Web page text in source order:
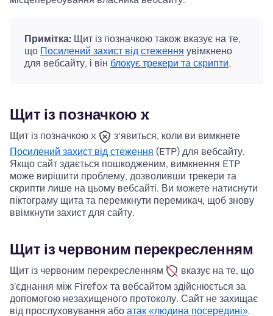
Примітка: Щит із позначкою також вказує на те,
що Посилений захист від стеження увімкнено
для вебсайту, і він блокує трекери та скрипти.
Щит із позначкою x
Щит із позначкою x
з’явиться, коли ви вимкнете
Посилений захист від стеження (ETP) для вебсайту.
Якщо сайт здається пошкодженим, вимкнення ETP
може вирішити проблему, дозволивши трекери та
скрипти лише на цьому вебсайті. Ви можете натиснути
піктограму щита та перемкнути перемикач, щоб знову
ввімкнути захист для сайту.
Щит із червоним перекресленням
Щит із червоним перекресленням
вказує на те, що
з'єднання між Firefox та вебсайтом здійснюється за
допомогою незахищеного протоколу. Сайт не захищає
від прослуховування або атак «людина посередині».